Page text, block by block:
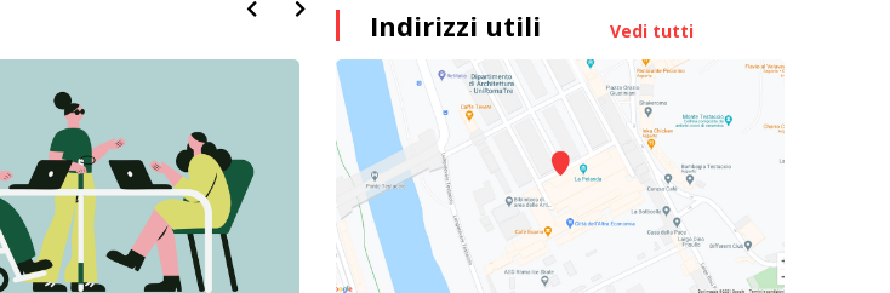
Indirizzi utili Vedi tutti